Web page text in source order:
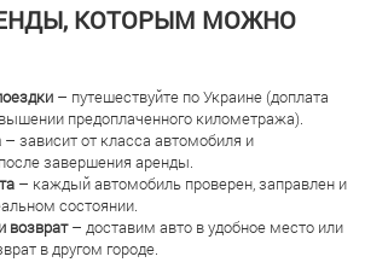
КОТОРЫМ МОЖНО
– путешествуйте по Украине (доплата
предоплаченного километража).
– зависит от класса автомобиля и
завершения аренды.
– каждый автомобиль проверен, заправлен и
состоянии.
возврат– доставим авто в удобное место или
в другом городе.